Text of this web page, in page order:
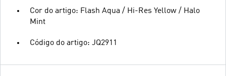
Cor do artigo: Flash Aqua / Hi-Res Yellow / Halo
Mint
Código do artigo: JQ2911